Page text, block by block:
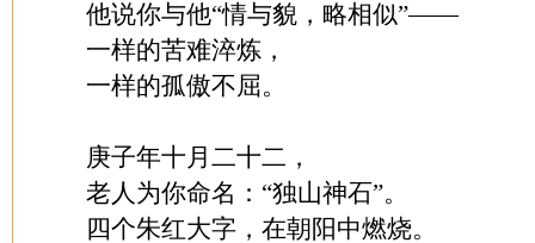
他说你与他“情与貌，略相似”——
一样的苦难淬炼，
一样的孤傲不屈。
庚子年十月二十二，
老人为你命名：“独山神石”。
四个朱红大字，在朝阳中燃烧。